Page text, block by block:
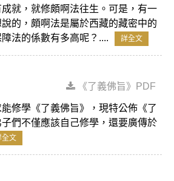
就，就修頗啊法往生。可是，有一
的，頗啊法是屬於西藏的藏密中的
法的係數有多高呢？....
詳全文
《了義佛旨》PDF
修學《了義佛旨》，現特公佈《了
們不僅應該自己修學，還要廣傳於
全文